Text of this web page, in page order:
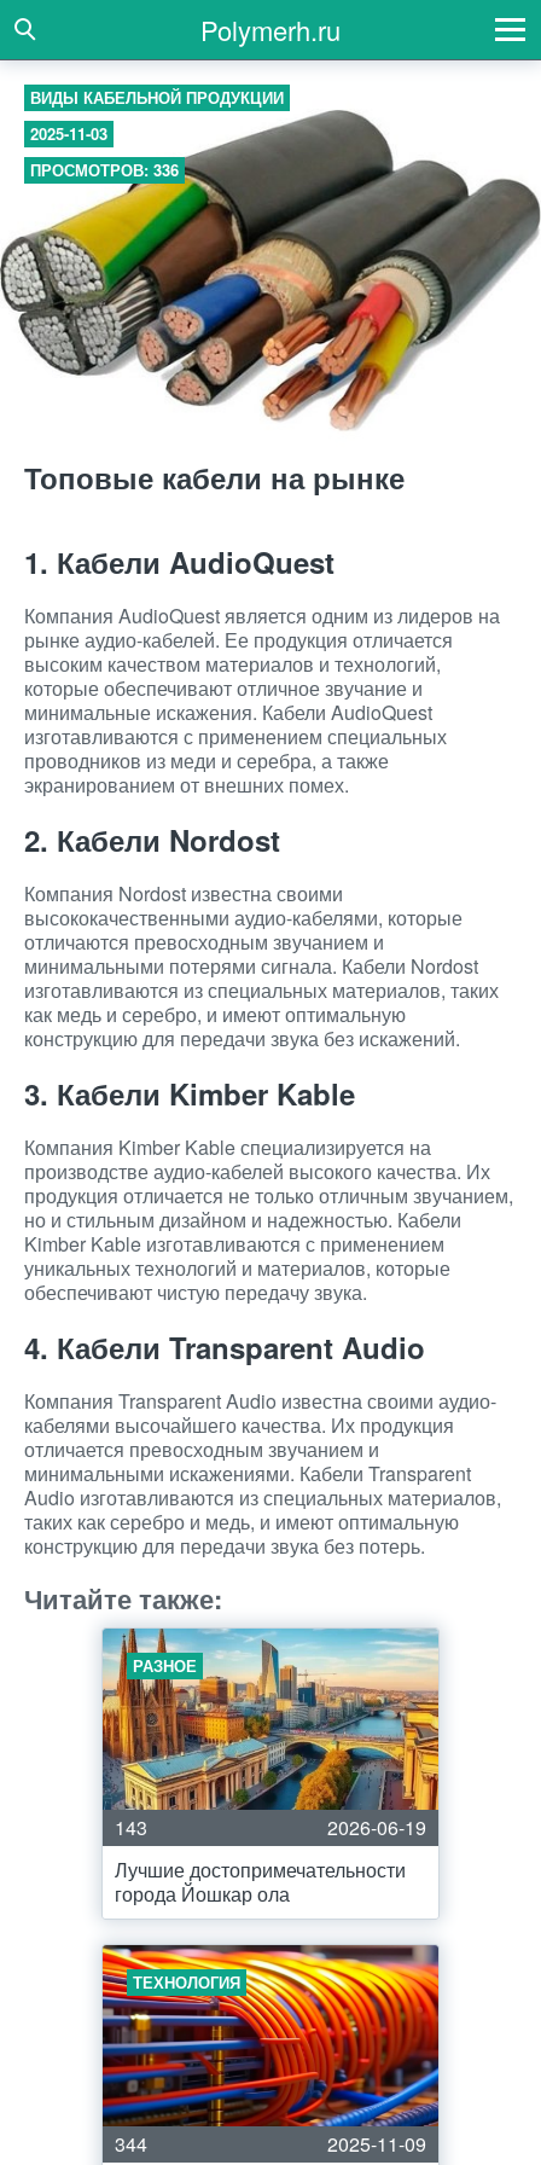
Polymerh.ru
ВИДЫ КАБЕЛЬНОЙ ПРОДУКЦИИ
2025-11-03
ПРОСМОТРОВ: 336
Топовые кабели на рынке
1. Кабели AudioQuest
Компания AudioQuest является одним из лидеров на
рынке аудио-кабелей. Ее продукция отличается
высоким качеством материалов и технологий,
которые обеспечивают отличное звучание и
минимальные искажения. Кабели AudioQuest
изготавливаются с применением специальных
проводников из меди и серебра, а также
экранированием от внешних помех.
2. Кабели Nordost
Компания Nordost известна своими
высококачественными аудио-кабелями, которые
отличаются превосходным звучанием и
минимальными потерями сигнала. Кабели Nordost
изготавливаются из специальных материалов, таких
как медь и серебро, и имеют оптимальную
конструкцию для передачи звука без искажений.
3. Кабели Kimber Kable
Компания Kimber Kable специализируется на
производстве аудио-кабелей высокого качества. Их
продукция отличается не только отличным звучанием,
но и стильным дизайном и надежностью. Кабели
Kimber Kable изготавливаются с применением
уникальных технологий и материалов, которые
обеспечивают чистую передачу звука.
4. Кабели Transparent Audio
Компания Transparent Audio известна своими аудио-
кабелями высочайшего качества. Их продукция
отличается превосходным звучанием и
минимальными искажениями. Кабели Transparent
Audio изготавливаются из специальных материалов,
таких как серебро и медь, и имеют оптимальную
конструкцию для передачи звука без потерь.
Читайте также:
РАЗНОЕ
143
2026-06-19
Лучшие достопримечательности
города Йошкар ола
ТЕХНОЛОГИЯ
344 2025-11-09